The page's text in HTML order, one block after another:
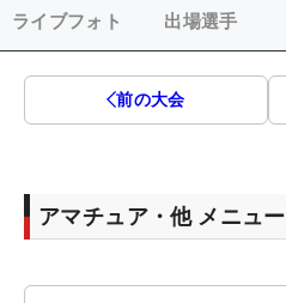
ライブフォト 出場選手
前の大会
アマチュア・他 メニュー